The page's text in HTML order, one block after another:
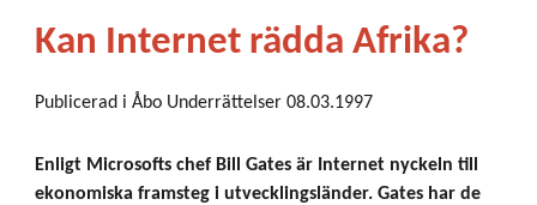
Kan Internet rädda Afrika?
Publicerad i Åbo Underrättelser 08.03.1997
Enligt Microsofts chef Bill Gates är Internet nyckeln till
ekonomiska framsteg i utvecklingsländer. Gates har de